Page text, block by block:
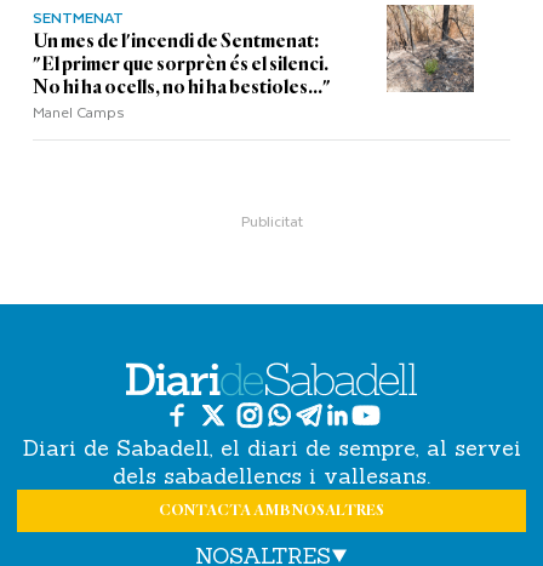
SENTMENAT
Un mes de l'incendi de Sentmenat:
"El primer que sorprèn és el silenci.
No hi ha ocells, no hi ha bestioles..."
Manel Camps
Diari de Sabadell, el diari de sempre, al servei
dels sabadellencs i vallesans.
CONTACTA AMB NOSALTRES
NOSALTRES